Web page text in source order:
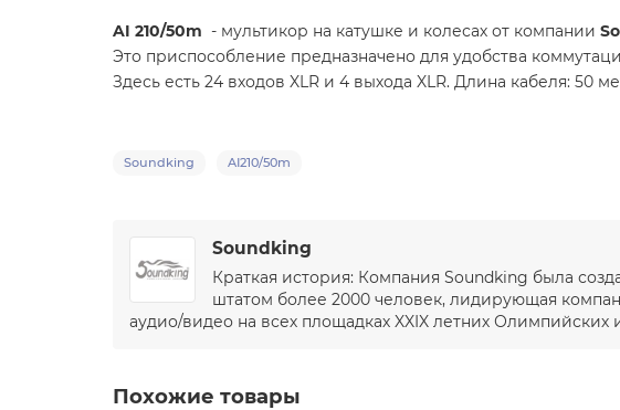
AI 210/50m - мультикор на катушке и колесах от компании
Это приспособление предназначено для удобства
Здесь есть 24 входов XLR и 4 выхода XLR. Длина кабеля: 50
Soundking AI210/50m
Soundking
Краткая история: Компания Soundking была
штатом более 2000 человек, лидирующая
аудио/видео на всех площадках XXIX летних Олимпийских
Похожие товары